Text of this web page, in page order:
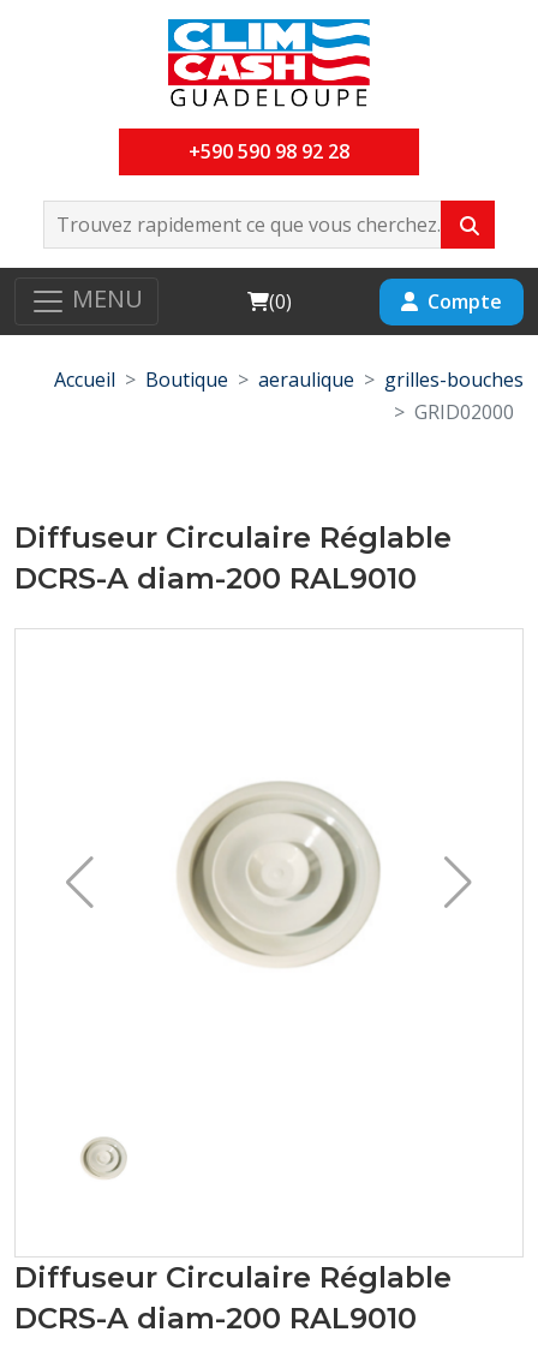
+590 590 98 92 28
MENU Cart
(0) Compte
Accueil Boutique aeraulique
grilles-bouches
GRID02000
Diffuseur Circulaire Réglable
DCRS-A diam-200 RAL9010
Diffuseur Circulaire Réglable
DCRS-A diam-200 RAL9010